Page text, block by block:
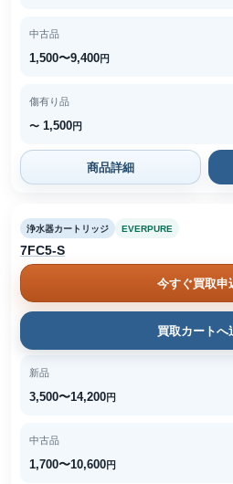
中古品
1,500〜9,400円
傷有り品
〜 1,500円
商品詳細
浄水器カートリッジ EVERPURE
7FC5-S
今すぐ買取申
買取カートへ
新品
3,500〜14,200円
中古品
1,700〜10,600円